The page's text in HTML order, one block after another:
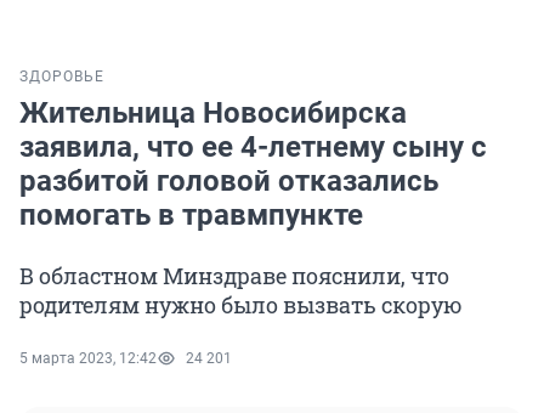
ЗДОРОВЬЕ
Жительница Новосибирска
заявила, что ее 4-летнему сыну с
разбитой головой отказались
помогать в травмпункте
В областном Минздраве пояснили, что
родителям нужно было вызвать скорую
5 марта 2023, 12:42 24 201